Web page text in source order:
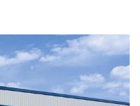
逾五成,廠房達 623 億居冠,
求主導,投資型偏觀望,反而是
則呈現都會素地稀缺、產品
區與航空城扮演新供給水庫,
億)。文末並整理選址規
極化展望,提醒市場已進入
。